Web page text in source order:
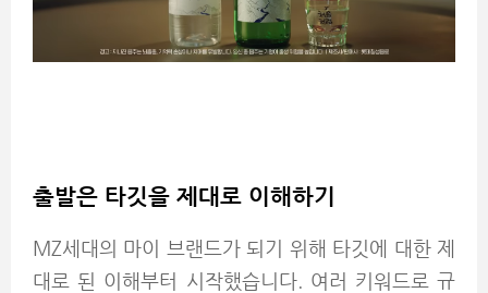
출발은 타깃을 제대로 이해하기
MZ세대의 마이 브랜드가 되기 위해 타깃에 대한 제
대로 된 이해부터 시작했습니다. 여러 키워드로 규